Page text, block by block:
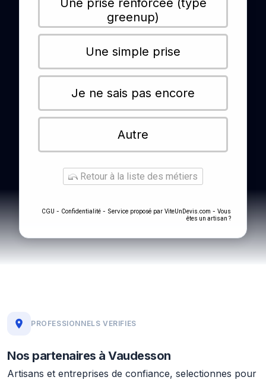
Une prise renforcée (type
greenup)
Une simple prise
Je ne sais pas encore
Autre
Retour à la liste des métiers
CGU - Confidentialité - Service proposé par ViteUnDevis.com - Vous
êtes un artisan ?
PROFESSIONNELS VERIFIES
Nos partenaires à Vaudesson
Artisans et entreprises de confiance, selectionnes pour